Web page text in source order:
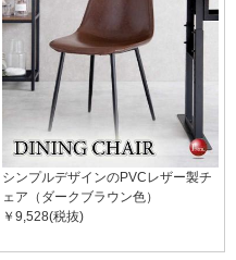
シンプルデザインのPVCレザー製チ
ェア（ダークブラウン色）
￥9,528(税抜)